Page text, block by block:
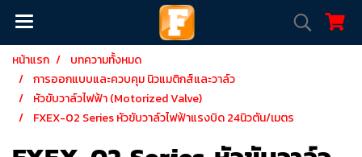
หน้าแรก
บทความทั้งหมด
การออกแบบและควบคุม นิวแมติกส์และวาล์ว
หัวขับวาล์วไฟฟ้า (Motorized Valve)
FXEX-02 Series หัวขับวาล์วไฟฟ้าแรงบิด 24นิวตัน/เมตร